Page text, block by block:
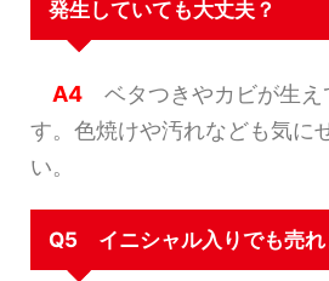
発生していても大丈夫？
A4 ベタつきやカビが生え
す。色焼けや汚れなども気に
い。
Q5 イニシャル入りでも売れ